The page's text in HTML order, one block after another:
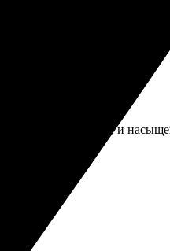
цвета яркие и